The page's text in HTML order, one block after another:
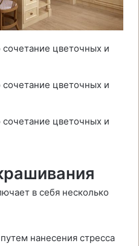
в себя несколько
нанесения стресса